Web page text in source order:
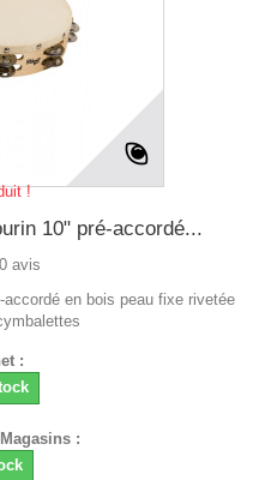
!
10" pré-accordé...
avis
en bois peau fixe rivetée
:
: